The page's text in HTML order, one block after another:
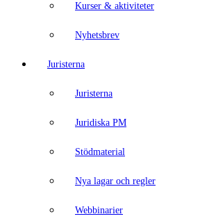
Kurser & aktiviteter
Nyhetsbrev
Juristerna
Juristerna
Juridiska PM
Stödmaterial
Nya lagar och regler
Webbinarier